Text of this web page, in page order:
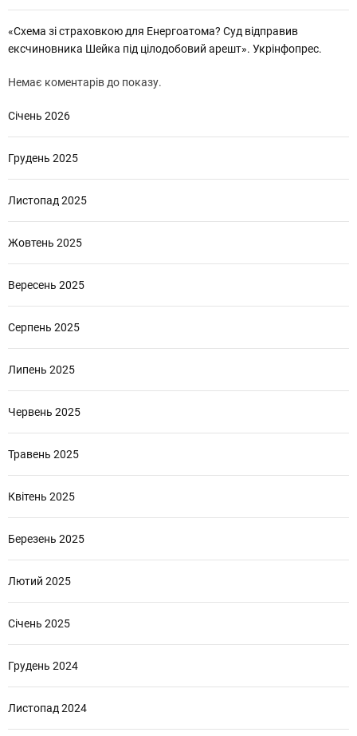
«Схема зі страховкою для Енергоатома? Суд відправив
ексчиновника Шейка під цілодобовий арешт». Укрінфопрес.
Немає коментарів до показу.
Січень 2026
Грудень 2025
Листопад 2025
Жовтень 2025
Вересень 2025
Серпень 2025
Липень 2025
Червень 2025
Травень 2025
Квітень 2025
Березень 2025
Лютий 2025
Січень 2025
Грудень 2024
Листопад 2024